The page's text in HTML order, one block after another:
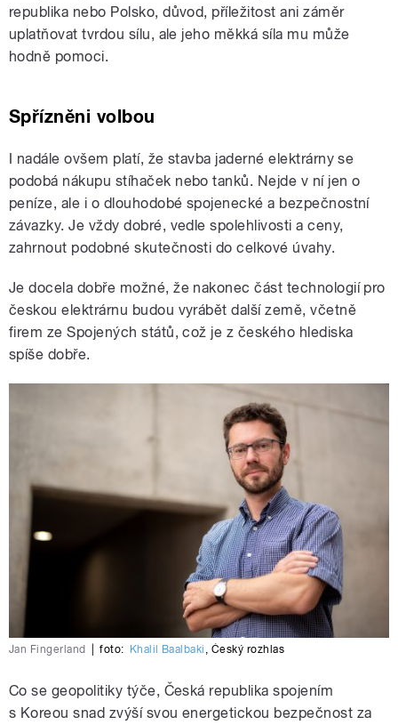
republika nebo Polsko, důvod, příležitost ani záměr
uplatňovat tvrdou sílu, ale jeho měkká síla mu může
hodně pomoci.
Spřízněni volbou
I nadále ovšem platí, že stavba jaderné elektrárny se
podobá nákupu stíhaček nebo tanků. Nejde v ní jen o
peníze, ale i o dlouhodobé spojenecké a bezpečnostní
závazky. Je vždy dobré, vedle spolehlivosti a ceny,
zahrnout podobné skutečnosti do celkové úvahy.
Je docela dobře možné, že nakonec část technologií pro
českou elektrárnu budou vyrábět další země, včetně
firem ze Spojených států, což je z českého hlediska
spíše dobře.
Jan Fingerland foto: Khalil Baalbaki Český rozhlas
Co se geopolitiky týče, Česká republika spojením
s Koreou snad zvýší svou energetickou bezpečnost za